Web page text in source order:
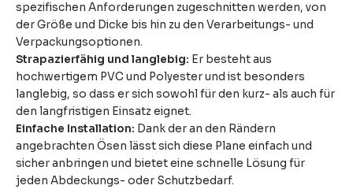
spezifischen Anforderungen zugeschnitten werden, von
der Größe und Dicke bis hin zu den Verarbeitungs- und
Verpackungsoptionen.
Strapazierfähig und langlebig: Er besteht aus
hochwertigem PVC und Polyester und ist besonders
langlebig, so dass er sich sowohl für den kurz- als auch für
den langfristigen Einsatz eignet.
Einfache Installation: Dank der an den Rändern
angebrachten Ösen lässt sich diese Plane einfach und
sicher anbringen und bietet eine schnelle Lösung für
jeden Abdeckungs- oder Schutzbedarf.